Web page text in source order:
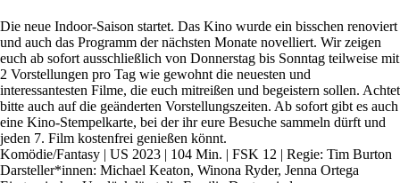
Die neue Indoor-Saison startet. Das Kino wurde ein bisschen renoviert
und auch das Programm der nächsten Monate novelliert. Wir zeigen
euch ab sofort ausschließlich von Donnerstag bis Sonntag teilweise mit
2 Vorstellungen pro Tag wie gewohnt die neuesten und
interessantesten Filme, die euch mitreißen und begeistern sollen. Achtet
bitte auch auf die geänderten Vorstellungszeiten. Ab sofort gibt es auch
eine Kino-Stempelkarte, bei der ihr eure Besuche sammeln dürft und
jeden 7. Film kostenfrei genießen könnt.
Komödie/Fantasy | US 2023 | 104 Min. | FSK 12 | Regie: Tim Burton
Darsteller*innen: Michael Keaton, Winona Ryder, Jenna Ortega